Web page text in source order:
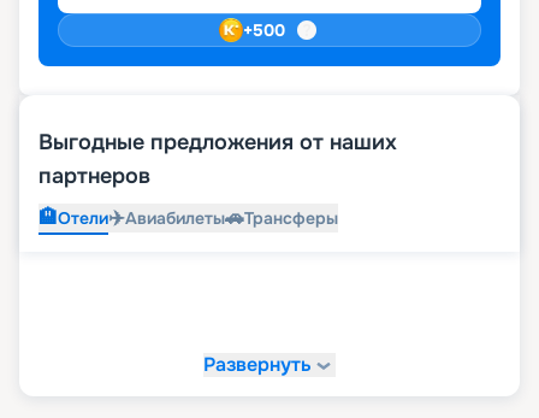
+500
Выгодные предложения от наших
партнеров
🏨Отели✈️Авиабилеты🚗Трансферы
Развернуть